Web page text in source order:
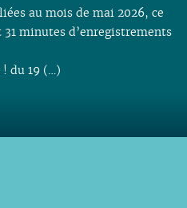
au mois de mai 2026, ce
31 minutes d’enregistrements
! du 19 (…)